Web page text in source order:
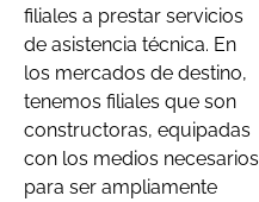
filiales a prestar servicios
de asistencia técnica. En
los mercados de destino,
tenemos filiales que son
constructoras, equipadas
con los medios necesarios
para ser ampliamente